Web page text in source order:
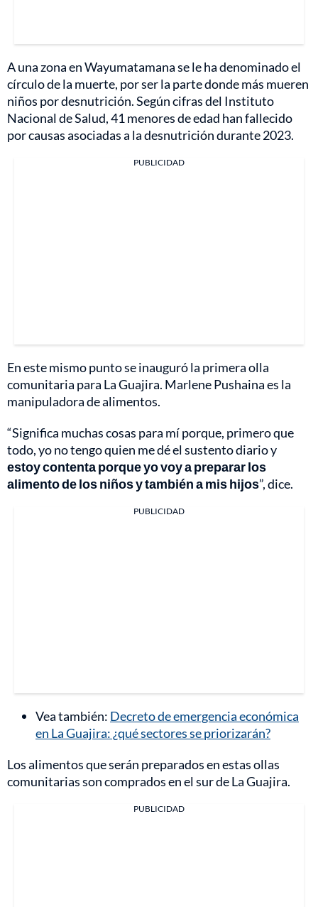
A una zona en Wayumatamana se le ha denominado el
círculo de la muerte, por ser la parte donde más mueren
niños por desnutrición. Según cifras del Instituto
Nacional de Salud, 41 menores de edad han fallecido
por causas asociadas a la desnutrición durante 2023.
PUBLICIDAD
En este mismo punto se inauguró la primera olla
comunitaria para La Guajira. Marlene Pushaina es la
manipuladora de alimentos.
“Significa muchas cosas para mí porque, primero que
todo, yo no tengo quien me dé el sustento diario y
estoy contenta porque yo voy a preparar los
alimento de los niños y también a mis hijos”, dice.
PUBLICIDAD
Vea también: Decreto de emergencia económica
en La Guajira: ¿qué sectores se priorizarán?
Los alimentos que serán preparados en estas ollas
comunitarias son comprados en el sur de La Guajira.
PUBLICIDAD